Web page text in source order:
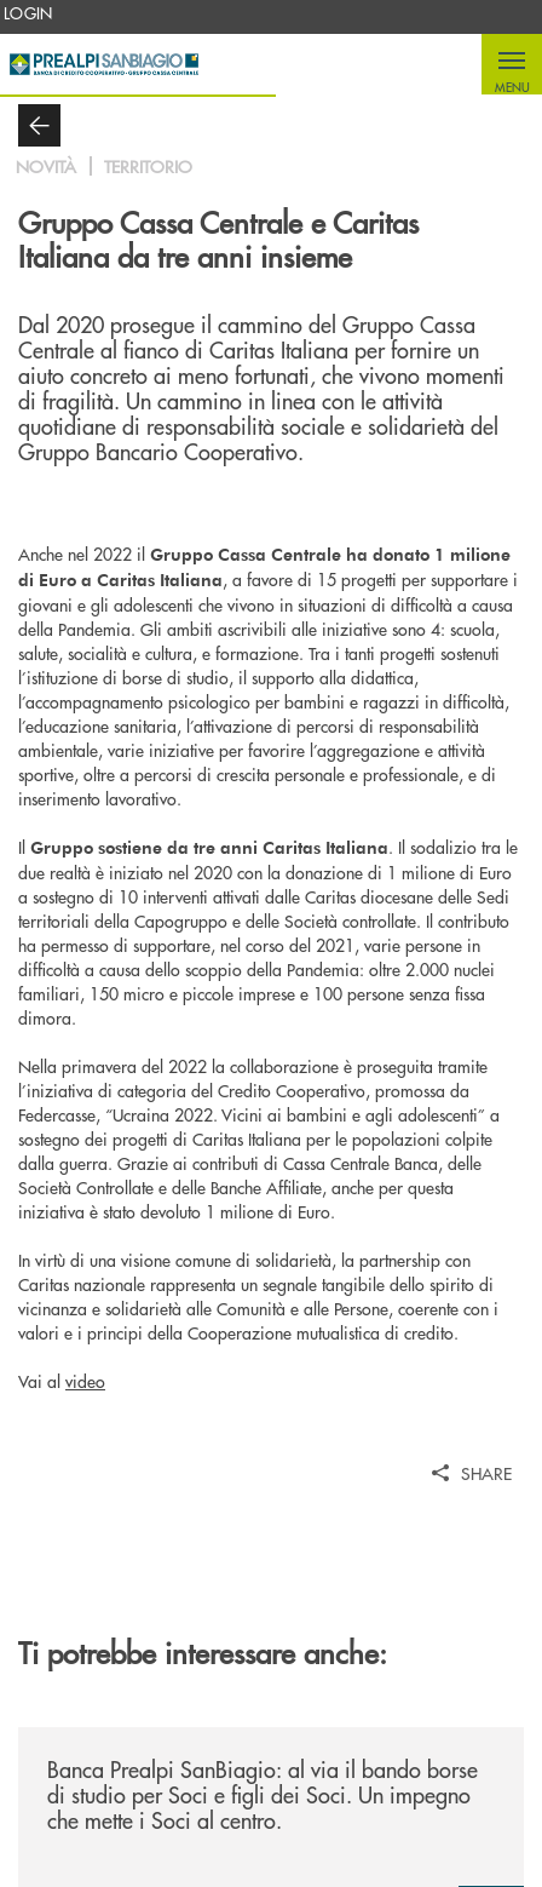
Salta al contenuto principale
LOGIN
MENU
NOVITÀ TERRITORIO
Gruppo Cassa Centrale e Caritas
Italiana da tre anni insieme
Dal 2020 prosegue il cammino del Gruppo Cassa
Centrale al fianco di Caritas Italiana per fornire un
aiuto concreto ai meno fortunati, che vivono momenti
di fragilità. Un cammino in linea con le attività
quotidiane di responsabilità sociale e solidarietà del
Gruppo Bancario Cooperativo.
Anche nel 2022 il Gruppo Cassa Centrale ha donato 1 milione
di Euro a Caritas Italiana, a favore di 15 progetti per supportare i
giovani e gli adolescenti che vivono in situazioni di difficoltà a causa
della Pandemia. Gli ambiti ascrivibili alle iniziative sono 4: scuola,
salute, socialità e cultura, e formazione. Tra i tanti progetti sostenuti
l’istituzione di borse di studio, il supporto alla didattica,
l’accompagnamento psicologico per bambini e ragazzi in difficoltà,
l’educazione sanitaria, l’attivazione di percorsi di responsabilità
ambientale, varie iniziative per favorire l’aggregazione e attività
sportive, oltre a percorsi di crescita personale e professionale, e di
inserimento lavorativo.
Il Gruppo sostiene da tre anni Caritas Italiana. Il sodalizio tra le
due realtà è iniziato nel 2020 con la donazione di 1 milione di Euro
a sostegno di 10 interventi attivati dalle Caritas diocesane delle Sedi
territoriali della Capogruppo e delle Società controllate. Il contributo
ha permesso di supportare, nel corso del 2021, varie persone in
difficoltà a causa dello scoppio della Pandemia: oltre 2.000 nuclei
familiari, 150 micro e piccole imprese e 100 persone senza fissa
dimora.
Nella primavera del 2022 la collaborazione è proseguita tramite
l’iniziativa di categoria del Credito Cooperativo, promossa da
Federcasse, “Ucraina 2022. Vicini ai bambini e agli adolescenti” a
sostegno dei progetti di Caritas Italiana per le popolazioni colpite
dalla guerra. Grazie ai contributi di Cassa Centrale Banca, delle
Società Controllate e delle Banche Affiliate, anche per questa
iniziativa è stato devoluto 1 milione di Euro.
In virtù di una visione comune di solidarietà, la partnership con
Caritas nazionale rappresenta un segnale tangibile dello spirito di
vicinanza e solidarietà alle Comunità e alle Persone, coerente con i
valori e i principi della Cooperazione mutualistica di credito.
Vai al video
SHARE
Ti potrebbe interessare anche:
Banca Prealpi SanBiagio: al via il bando borse
di studio per Soci e figli dei Soci. Un impegno
che mette i Soci al centro.